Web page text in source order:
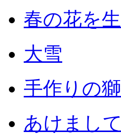
春の花を
大雪
手作りの
あけまし